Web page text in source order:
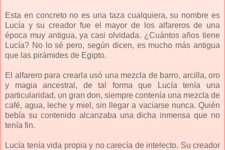
Esta en concreto no es una taza cualquiera, su nombre es
Lucía y su creador fue el mayor de los alfareros de una
época muy antigua, ya casi olvidada. ¿Cuántos años tiene
Lucía? No lo sé pero, según dicen, es mucho más antigua
que las pirámides de Egipto.
El alfarero para crearla usó una mezcla de barro, arcilla, oro
y magia ancestral, de tal forma que Lucía tenía una
particularidad, un gran don, siempre contenía una mezcla de
café, agua, leche y miel, sin llegar a vaciarse nunca. Quién
bebía su contenido alcanzaba una dicha inmensa que no
tenía fin.
Lucía tenía vida propia y no carecía de intelecto. Su creador